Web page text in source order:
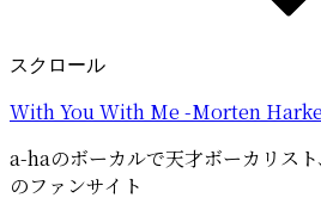
スクロール
With You With Me -Morten
a-haのボーカルで天才ボーカリス
のファンサイト